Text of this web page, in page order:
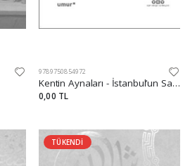
9789750854972
Kentin Aynaları - İstanbul’un Sanatçılarından Yansımalar
0,00 TL
TÜKENDİ